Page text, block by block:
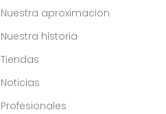
Nuestra aproximacion
Nuestra historia
Tiendas
Noticias
Profesionales